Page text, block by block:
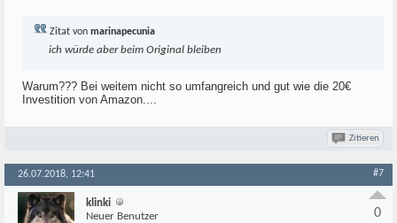
Zitat von marinapecunia
ich würde aber beim Original bleiben
Warum??? Bei weitem nicht so umfangreich und gut wie die 20€
Investition von Amazon....
Zitieren
26.07.2018, 12:41 #7
klinki
Neuer Benutzer
0